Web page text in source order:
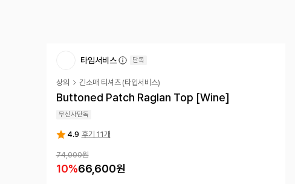
타입서비스 단독
상의 긴소매 티셔츠 (타입서비스)
Buttoned Patch Raglan Top [Wine]
무신사단독
4.9 후기 11개
74,000원
10%66,600원